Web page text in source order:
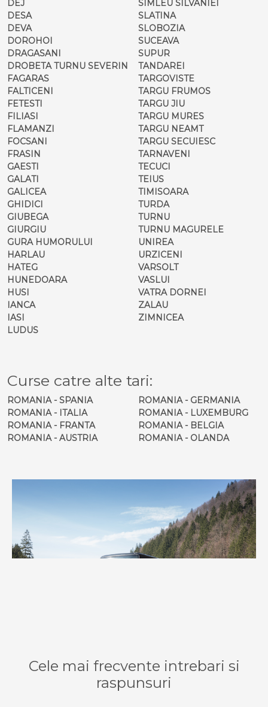
DEJ
DESA
DEVA
DOROHOI
DRAGASANI
DROBETA TURNU SEVERIN
FAGARAS
FALTICENI
FETESTI
FILIASI
FLAMANZI
FOCSANI
FRASIN
GAESTI
GALATI
GALICEA
GHIDICI
GIUBEGA
GIURGIU
GURA HUMORULUI
HARLAU
HATEG
HUNEDOARA
HUSI
IANCA
IASI
LUDUS
SIMLEU SILVANIEI
SLATINA
SLOBOZIA
SUCEAVA
SUPUR
TANDAREI
TARGOVISTE
TARGU FRUMOS
TARGU JIU
TARGU MURES
TARGU NEAMT
TARGU SECUIESC
TARNAVENI
TECUCI
TEIUS
TIMISOARA
TURDA
TURNU
TURNU MAGURELE
UNIREA
URZICENI
VARSOLT
VASLUI
VATRA DORNEI
ZALAU
ZIMNICEA
Curse catre alte tari:
ROMANIA - SPANIA
ROMANIA - ITALIA
ROMANIA - FRANTA
ROMANIA - AUSTRIA
ROMANIA - GERMANIA
ROMANIA - LUXEMBURG
ROMANIA - BELGIA
ROMANIA - OLANDA
Cele mai frecvente intrebari si
raspunsuri